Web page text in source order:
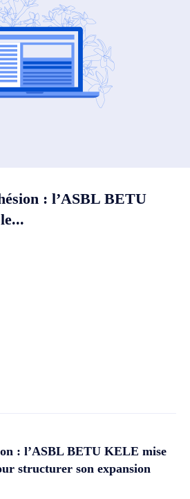
: l’ASBL BETU
: l’ASBL BETU KELE mise
structurer son expansion